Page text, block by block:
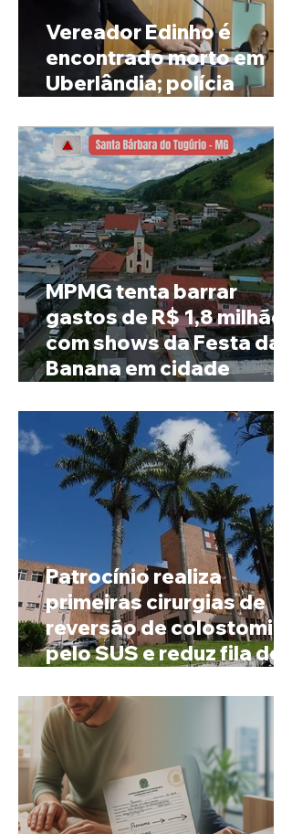
Vereador Edinho é
encontrado morto em
Uberlândia; polícia
MPMG tenta barrar
gastos de R$ 1,8 milhão
com shows da Festa da
Banana em cidade
4 mil habitantes
Patrocínio realiza
primeiras cirurgias de
reversão de colostomia
pelo SUS e reduz fila de